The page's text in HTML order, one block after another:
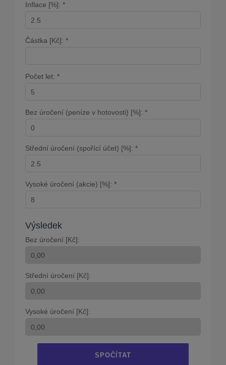
Inflace [%]: *
Částka [Kč]: *
Počet let: *
Bez úročení (peníze v hotovosti) [%]: *
Střední úročení (spořící účet) [%]: *
Vysoké úročení (akcie) [%]: *
Výsledek
Bez úročení [Kč]:
Střední úročení [Kč]:
Vysoké úročení [Kč]:
SPOČÍTAT